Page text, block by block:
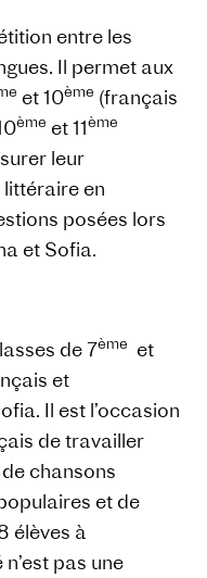
entre les
Il permet aux
et 10ème (français
ème et 11ème
leur
en
posées lors
et Sofia.
de 7ème et
et
Il est l’occasion
de travailler
chansons
et de
élèves à
pas une